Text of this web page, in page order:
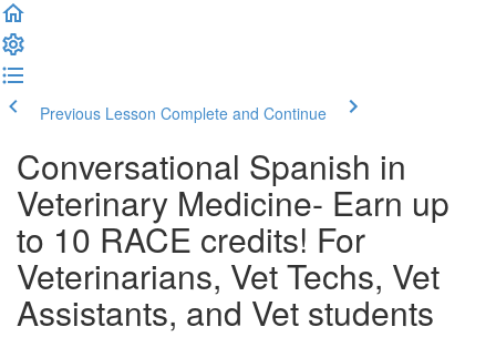
Previous Lesson Complete and Continue
Conversational Spanish in
Veterinary Medicine- Earn up
to 10 RACE credits! For
Veterinarians, Vet Techs, Vet
Assistants, and Vet students